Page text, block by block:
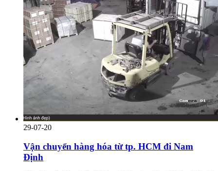
29-07-20
Vận chuyển hàng hóa từ tp. HCM đi Nam
Định